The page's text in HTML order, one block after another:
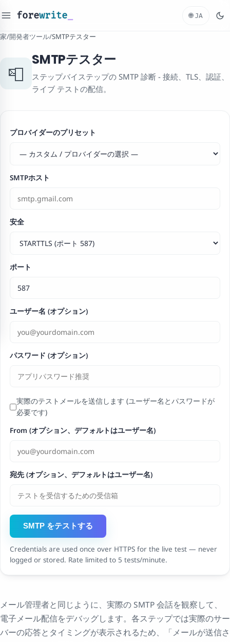
forewrite 🌐 JA
家/開発者ツール/SMTPテスター
📮
SMTPテスター
ステップバイステップの SMTP 診断 - 接続、TLS、認証、
ライブ テストの配信。
プロバイダーのプリセット
SMTPホスト
安全
ポート
ユーザー名 (オプション)
パスワード (オプション)
実際のテストメールを送信します (ユーザー名とパスワードが
必要です)
From (オプション、デフォルトはユーザー名)
宛先 (オプション、デフォルトはユーザー名)
SMTP をテストする
Credentials are used once over HTTPS for the live test — never
logged or stored. Rate limited to 5 tests/minute.
メール管理者と同じように、実際の SMTP 会話を観察して、
電子メール配信をデバッグします。各ステップでは実際のサー
バーの応答とタイミングが表示されるため、「メールが送信さ